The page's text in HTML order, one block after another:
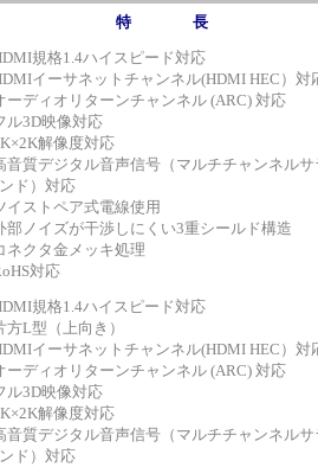
特 長
規格1.4ハイスピード対応
イーサネットチャンネル(HDMI HEC）対
ーディオリターンチャンネル (ARC) 対応
ル3D映像対応
解像度対応
音質デジタル音声信号（マルチチャンネルサ
ド）対応
イストペア式電線使用
部ノイズが干渉しにくい3重シールド構造
ネクタ金メッキ処理
対応
規格1.4ハイスピード対応
方L型（上向き）
イーサネットチャンネル(HDMI HEC）対
ーディオリターンチャンネル (ARC) 対応
ル3D映像対応
解像度対応
音質デジタル音声信号（マルチチャンネルサ
ド）対応